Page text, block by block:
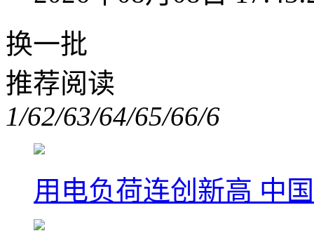
换一批
推荐阅读
1/62/63/64/65/66/6
用电负荷连创新高 中